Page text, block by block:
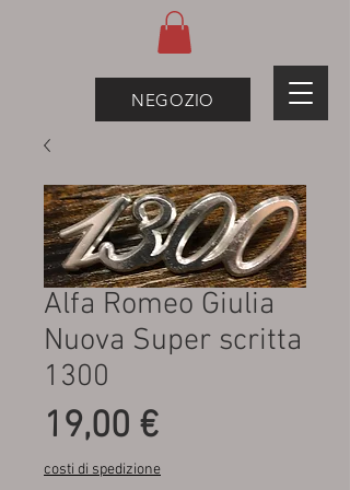
NEGOZIO
Alfa Romeo Giulia
Nuova Super scritta
1300
19,00 €Prezzo
costi di spedizione